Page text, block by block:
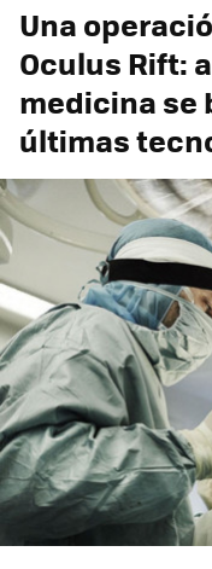
Una
Oculus Rift:
medicina se
últimas